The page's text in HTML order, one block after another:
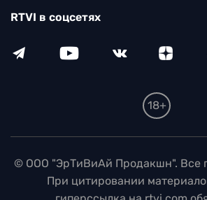
RTVI в соцсетях
18+
© ООО "ЭрТиВиАй Продакшн". Все
При цитировании